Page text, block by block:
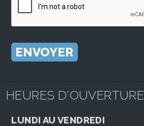
HEURES D'OUVERTURE
LUNDI AU VENDREDI